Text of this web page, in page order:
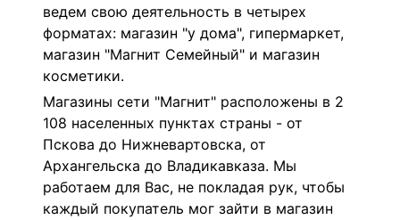
ведем свою деятельность в четырех
форматах: магазин "у дома", гипермаркет,
магазин "Магнит Семейный" и магазин
косметики.
Магазины сети "Магнит" расположены в 2
108 населенных пунктах страны - от
Пскова до Нижневартовска, от
Архангельска до Владикавказа. Мы
работаем для Вас, не покладая рук, чтобы
каждый покупатель мог зайти в магазин